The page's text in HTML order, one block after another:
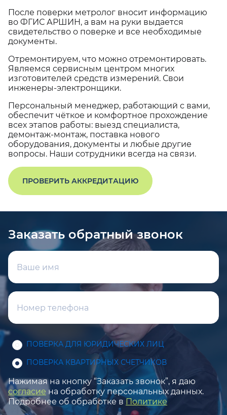
После поверки метролог вносит информацию
во ФГИС АРШИН, а вам на руки выдается
свидетельство о поверке и все необходимые
документы.
Отремонтируем, что можно отремонтировать.
Являемся сервисным центром многих
изготовителей средств измерений. Свои
инженеры-электронщики.
Персональный менеджер, работающий с вами,
обеспечит чёткое и комфортное прохождение
всех этапов работы: выезд специалиста,
демонтаж-монтаж, поставка нового
оборудования, документы и любые другие
вопросы. Наши сотрудники всегда на связи.
ПРОВЕРИТЬ АККРЕДИТАЦИЮ
Заказать обратный звонок
ПОВЕРКА ДЛЯ ЮРИДИЧЕСКИХ ЛИЦ
ПОВЕРКА КВАРТИРНЫХ СЧЕТЧИКОВ
Нажимая на кнопку “Заказать звонок”, я даю
согласие на обработку персональных данных.
Подробнее об обработке в Политике